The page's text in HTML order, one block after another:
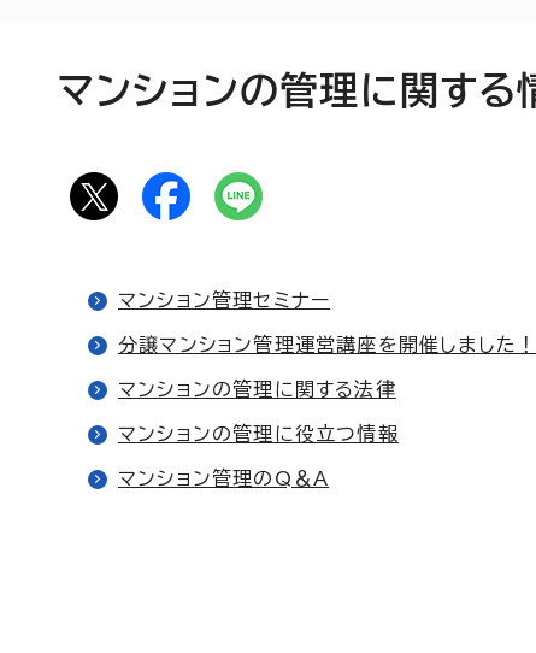
マンションの管理に関する
マンション管理セミナー
分譲マンション管理運営講座を開催しました！
マンションの管理に関する法律
マンションの管理に役立つ情報
マンション管理のQ＆A